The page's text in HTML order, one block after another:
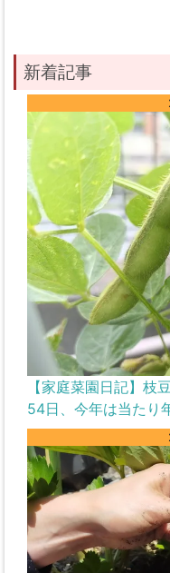
新着記事
【家庭菜園日記】枝
54日、今年は当たり